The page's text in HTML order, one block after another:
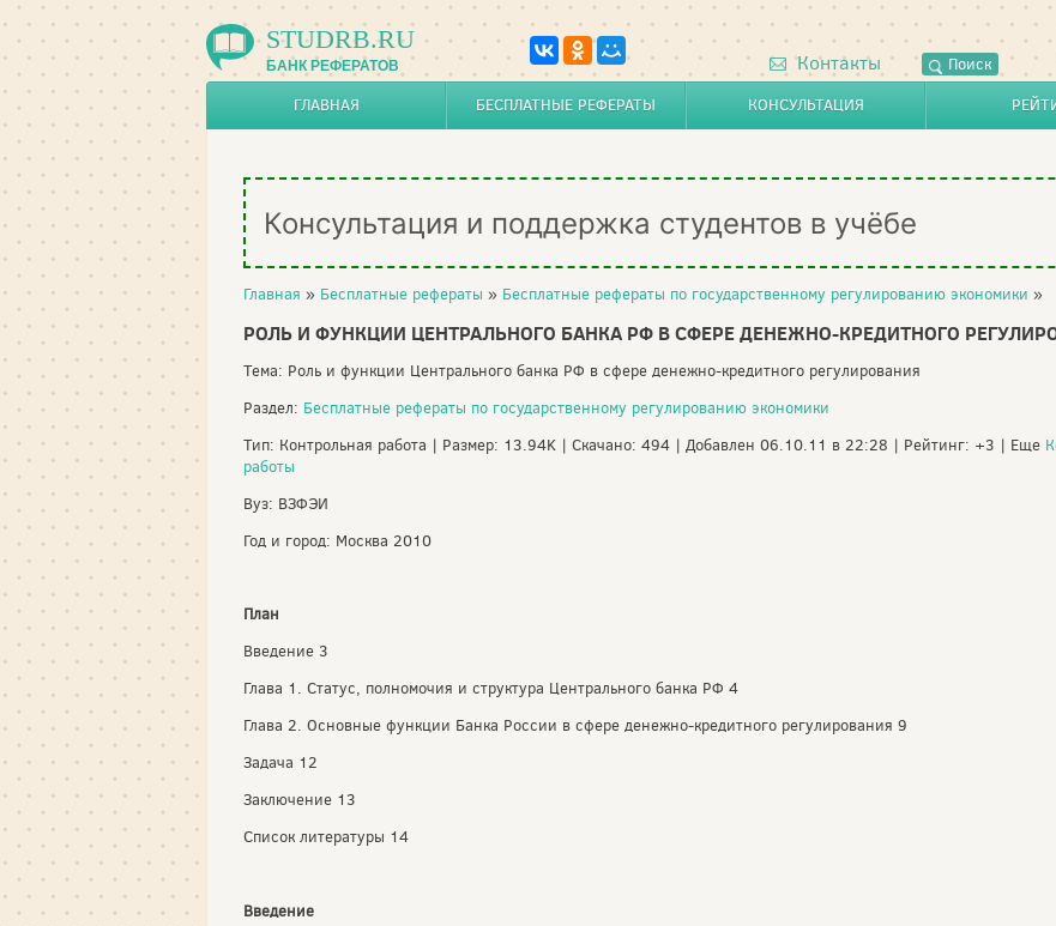
STUDRB.RU
БАНК РЕФЕРАТОВ Контакты Поиск
ГЛАВНАЯ БЕСПЛАТНЫЕ РЕФЕРАТЫ КОНСУЛЬТАЦИЯ
Консультация и поддержка студентов в учёбе
Главная » Бесплатные рефераты » Бесплатные рефераты по государственному регулированию экономики »
РОЛЬ И ФУНКЦИИ ЦЕНТРАЛЬНОГО БАНКА РФ В СФЕРЕ ДЕНЕЖНО-КРЕДИТНОГО
Тема: Роль и функции Центрального банка РФ в сфере денежно-кредитного регулирования
Раздел: Бесплатные рефераты по государственному регулированию экономики
Тип: Контрольная работа | Размер: 13.94K | Скачано: 494 | Добавлен 06.10.11 в 22:28 | Рейтинг: +3 | Еще
работы
Вуз: ВЗФЭИ
Год и город: Москва 2010
План
Введение 3
Глава 1. Статус, полномочия и структура Центрального банка РФ 4
Глава 2. Основные функции Банка России в сфере денежно-кредитного регулирования 9
Задача 12
Заключение 13
Список литературы 14
Введение